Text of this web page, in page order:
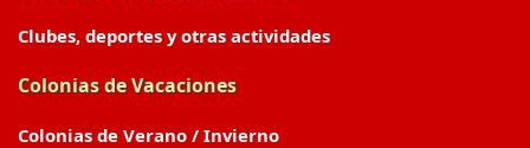
Clubes, deportes y otras actividades
Colonias de Vacaciones
Colonias de Verano / Invierno